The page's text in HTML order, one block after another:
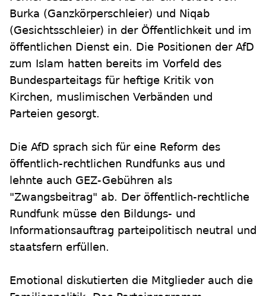
Burka (Ganzkörperschleier) und Niqab
(Gesichtsschleier) in der Öffentlichkeit und im
öffentlichen Dienst ein. Die Positionen der AfD
zum Islam hatten bereits im Vorfeld des
Bundesparteitags für heftige Kritik von
Kirchen, muslimischen Verbänden und
Parteien gesorgt.
Die AfD sprach sich für eine Reform des
öffentlich-rechtlichen Rundfunks aus und
lehnte auch GEZ-Gebühren als
"Zwangsbeitrag" ab. Der öffentlich-rechtliche
Rundfunk müsse den Bildungs- und
Informationsauftrag parteipolitisch neutral und
staatsfern erfüllen.
Emotional diskutierten die Mitglieder auch die